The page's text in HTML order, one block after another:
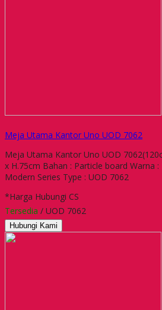
Meja Utama Kantor Uno UOD 7062
Meja Utama Kantor Uno UOD
x H.75cm Bahan : Particle board Warna
Modern Series Type : UOD 7062
*Harga Hubungi CS
Tersedia / UOD 7062
Hubungi Kami